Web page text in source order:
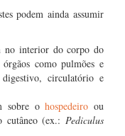
podem ainda assumir
no interior do corpo do
órgãos como pulmões e
circulatório e
sobre ohospedeiro ou
cutâneo (ex.: Pediculus